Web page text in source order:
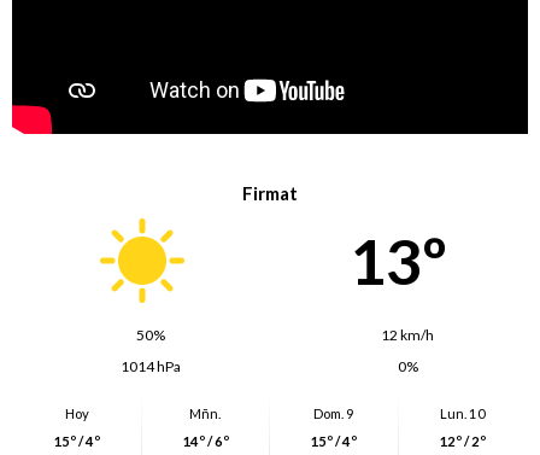
Firmat
13º
50%
12 km/h
1014 hPa
0%
Hoy
15º / 4º
Mñn.
14º / 6º
Dom. 9
15º / 4º
Lun. 10
12º / 2º